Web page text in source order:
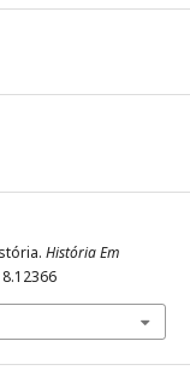
História Em